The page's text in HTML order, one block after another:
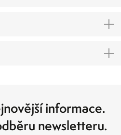
informace.
newsletteru.